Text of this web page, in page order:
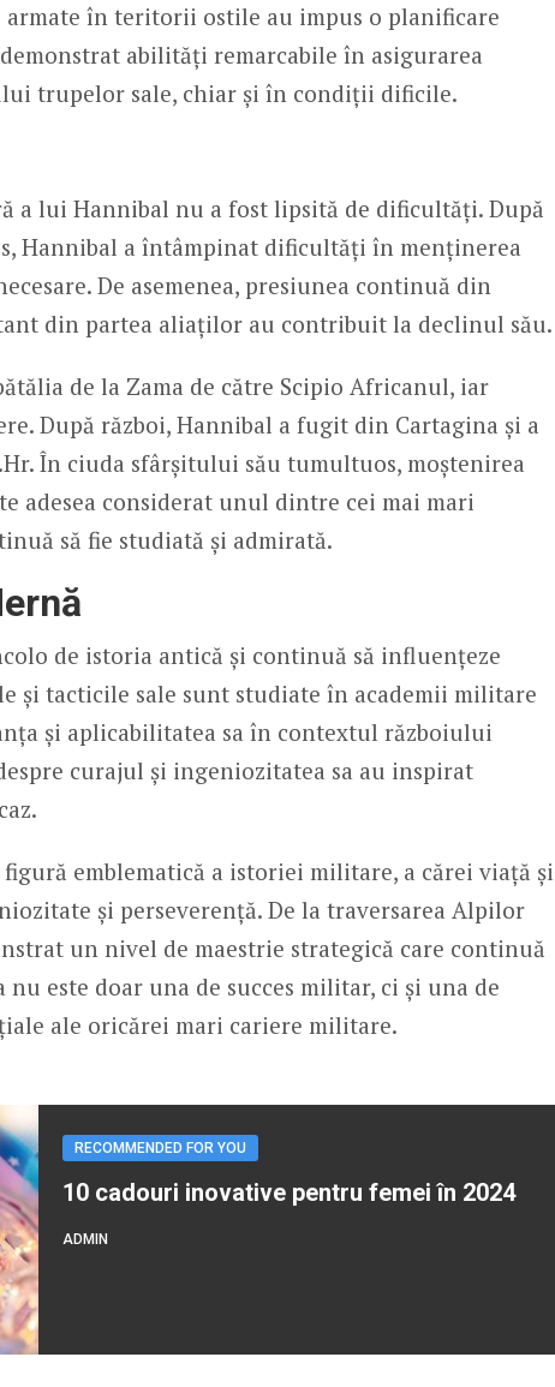
în teritorii ostile au impus o planificare
abilități remarcabile în asigurarea
trupelor sale, chiar și în condiții dificile.
a lui Hannibal nu a fost lipsită de dificultăți. După
Hannibal a întâmpinat dificultăți în menținerea
De asemenea, presiunea continuă din
din partea aliaților au contribuit la declinul său.
de la Zama de către Scipio Africanul, iar
După război, Hannibal a fugit din Cartagina și a
În ciuda sfârșitului său tumultuos, moștenirea
adesea considerat unul dintre cei mai mari
să fie studiată și admirată.
de istoria antică și continuă să influențeze
și tacticile sale sunt studiate în academii militare
și aplicabilitatea sa în contextul războiului
curajul și ingeniozitatea sa au inspirat
emblematică a istoriei militare, a cărei viață și
și perseverență. De la traversarea Alpilor
un nivel de maestrie strategică care continuă
nu este doar una de succes militar, ci și una de
ale oricărei mari cariere militare.
RECOMMENDED FOR YOU
10 cadouri inovative pentru femei în 2024
ADMIN